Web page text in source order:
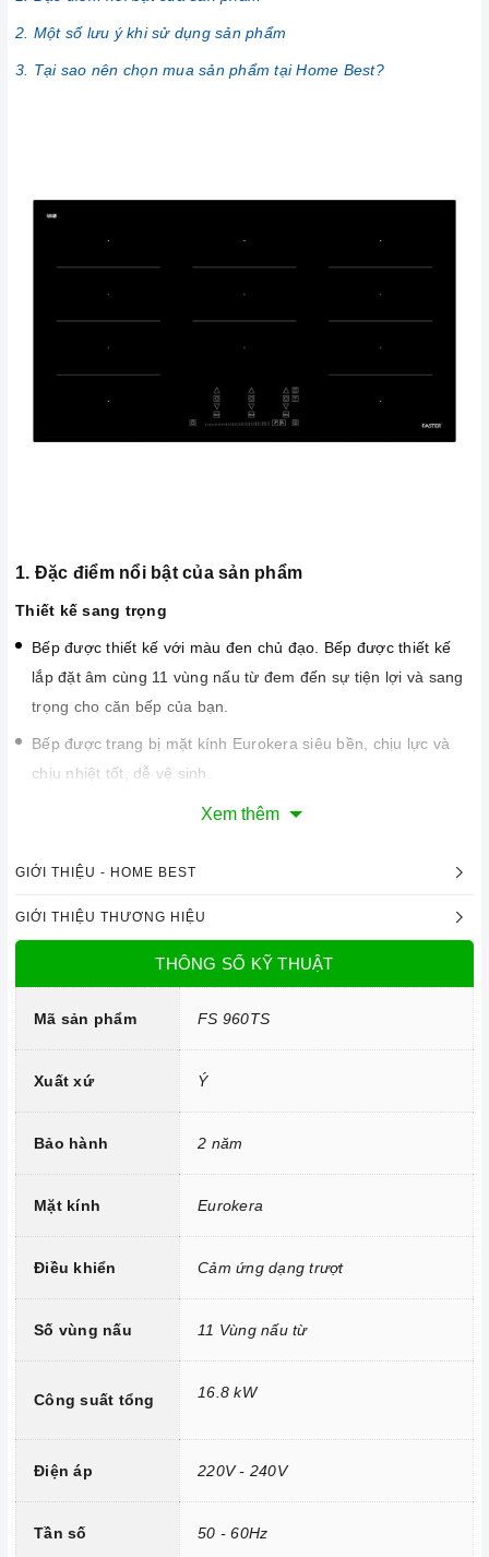
2. Một số lưu ý khi sử dụng sản phẩm
3. Tại sao nên chọn mua sản phẩm tại Home Best?
1. Đặc điểm nổi bật của sản phẩm
Thiết kế sang trọng
Bếp được thiết kế với màu đen chủ đạo. Bếp được thiết kế
lắp đặt âm cùng 11 vùng nấu từ đem đến sự tiện lợi và sang
trọng cho căn bếp của bạn.
Bếp được trang bị mặt kính Eurokera siêu bền, chịu lực và
chịu nhiệt tốt, dễ vệ sinh.
Công nghệ hiện đại
Sử dụng bản mạch mâm từ theo công nghệ Châu Âu
Công nghệ INVERTER tiết kiệm điện năng.
Trang bị 18 dải công suất nấu.
Tính năng vượt trội
Chức năng Booster: Giúp các thiết bị bếp gia tăng nhiệt
Xem thêm
GIỚI THIỆU - HOME BEST
GIỚI THIỆU THƯƠNG HIỆU
THÔNG SỐ KỸ THUẬT
Mã sản phẩm FS 960TS
Xuất xứ Ý
Bảo hành 2 năm
Mặt kính Eurokera
Điều khiển Cảm ứng dạng trượt
Số vùng nấu 11 Vùng nấu từ
Công suất tổng 16.8 kW
Điện áp 220V - 240V
Tần số 50 - 60Hz